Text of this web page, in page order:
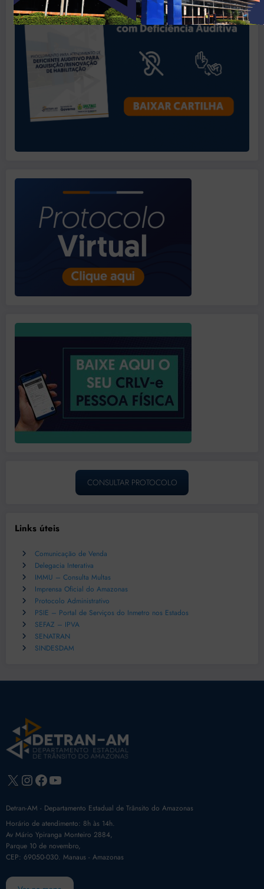
CONSULTAR PROTOCOLO
Links úteis
Comunicação de Venda
Delegacia Interativa
IMMU – Consulta Multas
Imprensa Oficial do Amazonas
Protocolo Administrativo
PSIE – Portal de Serviços do Inmetro nos Estados
SEFAZ – IPVA
SENATRAN
SINDESDAM
X Instagram
Facebook
Youtube
Detran-AM - Departamento Estadual de Trânsito do Amazonas
Horário de atendimento: 8h às 14h.
Av Mário Ypiranga Monteiro 2884,
Parque 10 de novembro,
CEP: 69050-030. Manaus - Amazonas